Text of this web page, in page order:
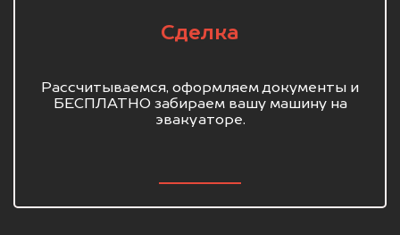
Сделка
Рассчитываемся, оформляем документы и
БЕСПЛАТНО забираем вашу машину на
эвакуаторе.